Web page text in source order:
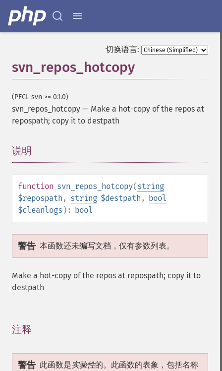
切换语言:
svn_repos_hotcopy
(PECL svn >= 0.1.0)
svn_repos_hotcopy — Make a hot-copy of the repos at
repospath; copy it to destpath
说明
function svn_repos_hotcopy(string
$repospath , string $destpath , bool
$cleanlogs ): bool
警告 本函数还未编写文档，仅有参数列表。
Make a hot-copy of the repos at repospath; copy it to
destpath
注释
警告 此函数是实验性的。此函数的表象，包括名称